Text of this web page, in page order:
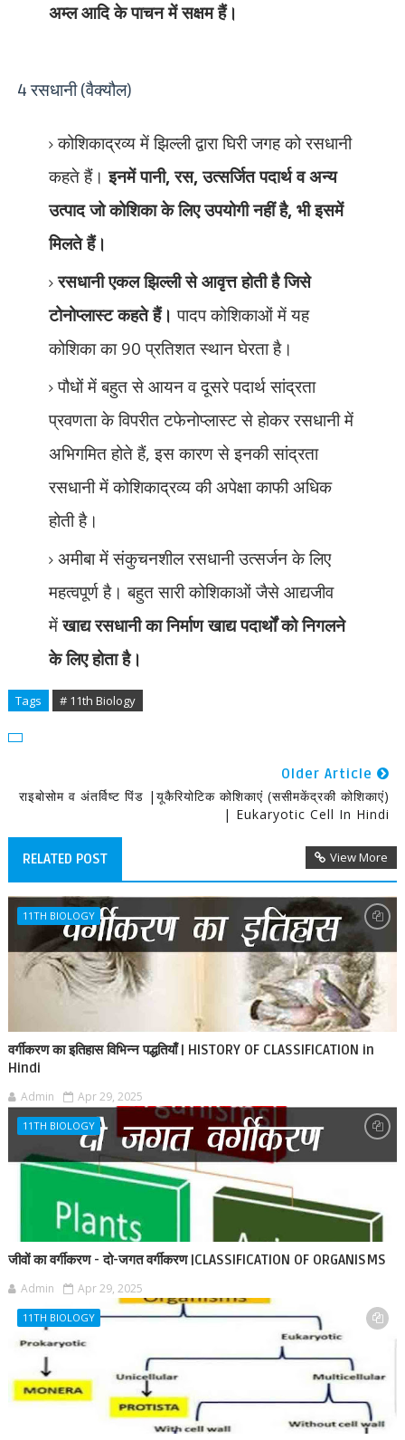
अम्ल आदि के पाचन में सक्षम हैं।
4 रसधानी (वैक्यौल)
कोशिकाद्रव्य में झिल्ली द्वारा घिरी जगह को रसधानी
कहते हैं।इनमें पानी,रस,उत्सर्जित पदार्थ व अन्य
उत्पाद जो कोशिका के लिए उपयोगी नहीं है, भी इसमें
मिलते हैं।
रसधानी एकल झिल्ली से आवृत्त होती है जिसे
टोनोप्लास्ट कहते हैं।पादप कोशिकाओं में यह
कोशिका का 90 प्रतिशत स्थान घेरता है।
पौधों में बहुत से आयन व दूसरे पदार्थ सांद्रता
प्रवणता के विपरीत टफेनोप्लास्ट से होकर रसधानी में
अभिगमित होते हैं,इस कारण से इनकी सांद्रता
रसधानी में कोशिकाद्रव्य की अपेक्षा काफी अधिक
होती है।
अमीबा में संकुचनशील रसधानी उत्सर्जन के लिए
महत्वपूर्ण है। बहुत सारी कोशिकाओं जैसे आद्यजीव
मेंखाद्य रसधानी का निर्माण खाद्य पदार्थों को निगलने
के लिए होता है।
Tags # 11th Biology
Older Article
राइबोसोम व अंतर्विष्ट पिंड |यूकैरियोटिक कोशिकाएं (ससीमकेंद्रकी कोशिकाएं)
| Eukaryotic Cell In Hindi
RELATED POST View More
11TH BIOLOGY
वर्गीकरण का इतिहास विभिन्न पद्धतियाँ | HISTORY OF CLASSIFICATION in
Hindi
Admin Apr 29, 2025
11TH BIOLOGY
जीवों का वर्गीकरण - दो-जगत वर्गीकरण |CLASSIFICATION OF ORGANISMS
Admin Apr 29, 2025
11TH BIOLOGY